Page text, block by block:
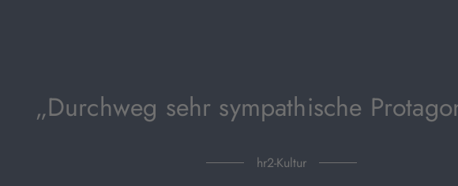
„Durchweg sehr sympathische
hr2-Kultur